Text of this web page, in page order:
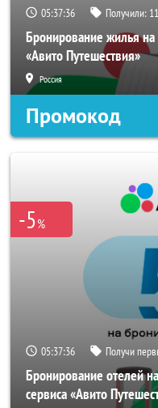
05:37:36 Получили: 11
Бронирование жилья
«Авито Путешествия»
Россия
Промокод
-5%
05:37:36 Получи
Бронирование отелей
сервиса «Авито